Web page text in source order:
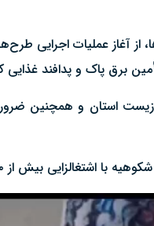
آغاز عملیات اجرایی
برق پاک و پدافند غذایی
استان و همچنین
۲۰۰ نفر هم به بهره برداری رسید.